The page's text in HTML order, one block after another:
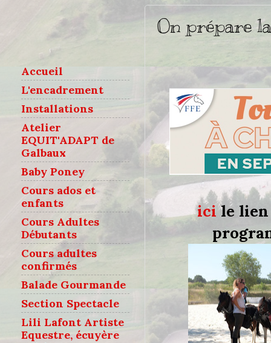
On prépare
icile lien
Accueil
L'encadrement
Installations
Atelier
EQUIT'ADAPT de
Galbaux
Baby Poney
Cours ados et
enfants
Cours Adultes
Débutants
Cours adultes
confirmés
Balade Gourmande
Section Spectacle
Lili Lafont Artiste
Equestre, écuyère